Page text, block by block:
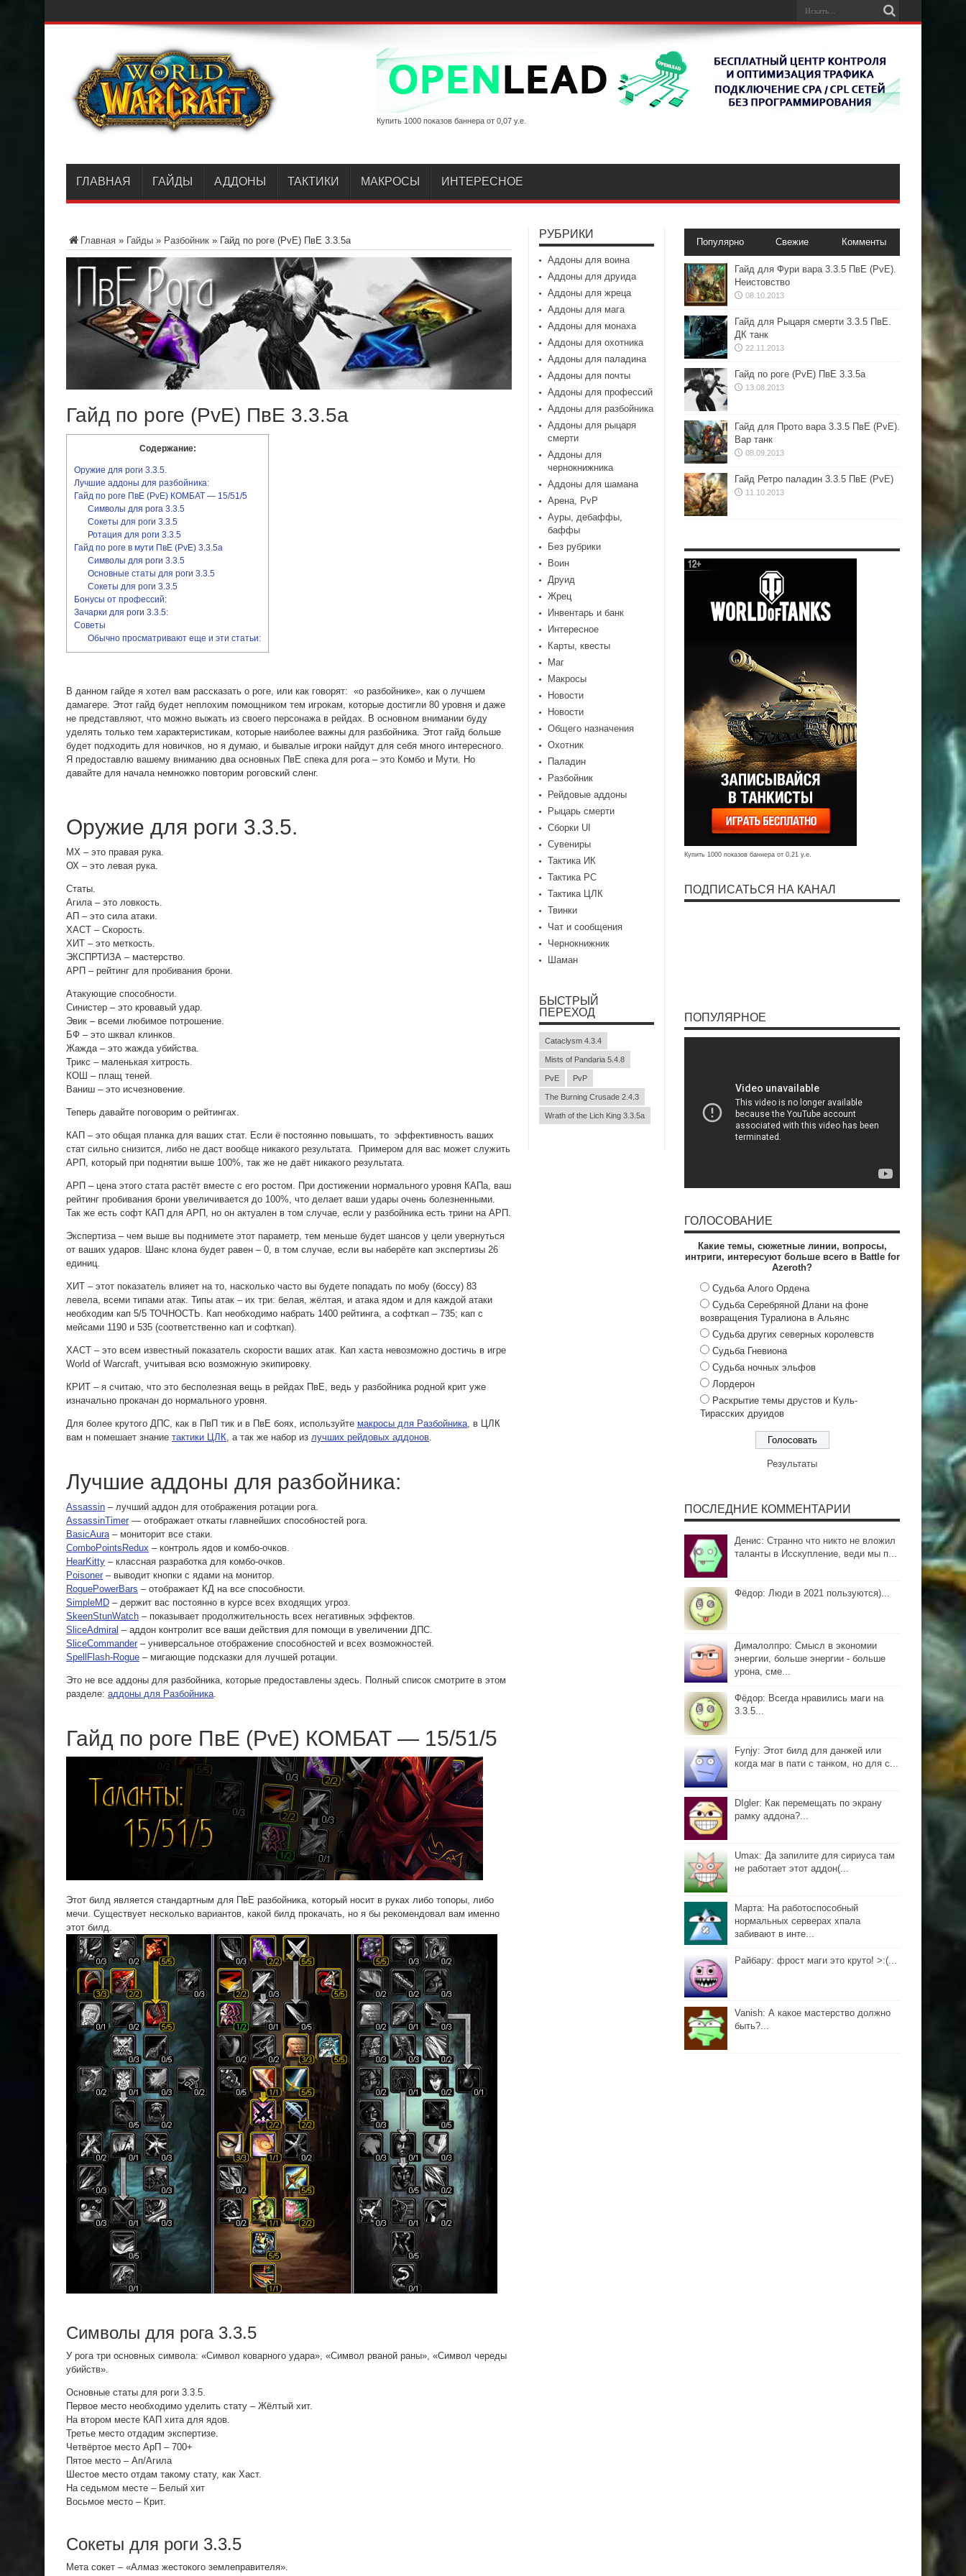
Купить 1000 показов баннера от 0,07 у.е.
ГЛАВНАЯ ГАЙДЫ АДДОНЫ ТАКТИКИ МАКРОСЫ ИНТЕРЕСНОЕ
Главная » Гайды » Разбойник » Гайд по роге (PvE) ПвЕ 3.3.5а
Гайд по роге (PvE) ПвЕ 3.3.5а
Содержание:
Оружие для роги 3.3.5.
Лучшие аддоны для разбойника:
Гайд по роге ПвЕ (PvE) КОМБАТ — 15/51/5
Символы для рога 3.3.5
Сокеты для роги 3.3.5
Ротация для роги 3.3.5
Гайд по роге в мути ПвЕ (PvE) 3.3.5а
Символы для роги 3.3.5
Основные статы для роги 3.3.5
Сокеты для роги 3.3.5
Бонусы от профессий:
Зачарки для роги 3.3.5:
Советы
Обычно просматривают еще и эти статьи:
В данном гайде я хотел вам рассказать о роге, или как говорят: «о разбойнике», как о лучшем
дамагере. Этот гайд будет неплохим помощником тем игрокам, которые достигли 80 уровня и даже
не представляют, что можно выжать из своего персонажа в рейдах. В основном внимании буду
уделять только тем характеристикам, которые наиболее важны для разбойника. Этот гайд больше
будет подходить для новичков, но я думаю, и бывалые игроки найдут для себя много интересного.
Я предоставлю вашему вниманию два основных ПвЕ спека для рога – это Комбо и Мути. Но
давайте для начала немножко повторим роговский сленг.
Оружие для роги 3.3.5.
МХ – это правая рука.
ОХ – это левая рука.
Статы.
Агила – это ловкость.
АП – это сила атаки.
ХАСТ – Скорость.
ХИТ – это меткость.
ЭКСПРТИЗА – мастерство.
АРП – рейтинг для пробивания брони.
Атакующие способности.
Синистер – это кровавый удар.
Эвик – всеми любимое потрошение.
БФ – это шквал клинков.
Жажда – это жажда убийства.
Трикс – маленькая хитрость.
КОШ – плащ теней.
Ваниш – это исчезновение.
Теперь давайте поговорим о рейтингах.
КАП – это общая планка для ваших стат. Если ё постоянно повышать, то эффективность ваших
стат сильно снизится, либо не даст вообще никакого результата. Примером для вас может служить
АРП, который при поднятии выше 100%, так же не даёт никакого результата.
АРП – цена этого стата растёт вместе с его ростом. При достижении нормального уровня КАПа, ваш
рейтинг пробивания брони увеличивается до 100%, что делает ваши удары очень болезненными.
Так же есть софт КАП для АРП, но он актуален в том случае, если у разбойника есть трини на АРП.
Экспертиза – чем выше вы поднимете этот параметр, тем меньше будет шансов у цели увернуться
от ваших ударов. Шанс клона будет равен – 0, в том случае, если вы наберёте кап экспертизы 26
единиц.
ХИТ – этот показатель влияет на то, насколько часто вы будете попадать по мобу (боссу) 83
левела, всеми типами атак. Типы атак – их три: белая, жёлтая, и атака ядом и для каждой атаки
необходим кап 5/5 ТОЧНОСТЬ. Кап необходимо набрать 1400 рейтинга, а софткап – 735; кап с
мейсами 1190 и 535 (соответственно кап и софткап).
ХАСТ – это всем известный показатель скорости ваших атак. Кап хаста невозможно достичь в игре
World of Warcraft, учитывая всю возможную экипировку.
КРИТ – я считаю, что это бесполезная вещь в рейдах ПвЕ, ведь у разбойника родной крит уже
изначально прокачан до нормального уровня.
Для более крутого ДПС, как в ПвП тик и в ПвЕ боях, используйте макросы для Разбойника, в ЦЛК
вам н помешает знание тактики ЦЛК, а так же набор из лучших рейдовых аддонов.
Лучшие аддоны для разбойника:
Assassin – лучший аддон для отображения ротации рога.
AssassinTimer — отображает откаты главнейших способностей рога.
BasicAura– мониторит все стаки.
ComboPointsRedux – контроль ядов и комбо-очков.
HearKitty – классная разработка для комбо-очков.
Poisoner – выводит кнопки с ядами на монитор.
RoguePowerBars – отображает КД на все способности.
SimpleMD – держит вас постоянно в курсе всех входящих угроз.
SkeenStunWatch – показывает продолжительность всех негативных эффектов.
SliceAdmiral – аддон контролит все ваши действия для помощи в увеличении ДПС.
SliceCommander – универсальное отображение способностей и всех возможностей.
SpellFlash-Rogue – мигающие подсказки для лучшей ротации.
Это не все аддоны для разбойника, которые предоставлены здесь. Полный список смотрите в этом
разделе: аддоны для Разбойника.
Гайд по роге ПвЕ (PvE) КОМБАТ — 15/51/5
Этот билд является стандартным для ПвЕ разбойника, который носит в руках либо топоры, либо
мечи. Существует несколько вариантов, какой билд прокачать, но я бы рекомендовал вам именно
этот билд.
Символы для рога 3.3.5
У рога три основных символа: «Символ коварного удара», «Символ рваной раны», «Символ череды
убийств».
Основные статы для роги 3.3.5.
Первое место необходимо уделить стату – Жёлтый хит.
На втором месте КАП хита для ядов.
Третье место отдадим экспертизе.
Четвёртое место АрП – 700+
Пятое место – Ап/Агила
Шестое место отдам такому стату, как Хаст.
На седьмом месте – Белый хит
Восьмое место – Крит.
Сокеты для роги 3.3.5
Мета сокет – «Алмаз жестокого землеправителя».
РУБРИКИ
Аддоны для воина
Аддоны для друида
Аддоны для жреца
Аддоны для мага
Аддоны для монаха
Аддоны для охотника
Аддоны для паладина
Аддоны для почты
Аддоны для профессий
Аддоны для разбойника
Аддоны для рыцаря
смерти
Аддоны для
чернокнижника
Аддоны для шамана
Арена, PvP
Ауры, дебаффы,
баффы
Без рубрики
Воин
Друид
Жрец
Инвентарь и банк
Интересное
Карты, квесты
Маг
Макросы
Новости
Новости
Общего назначения
Охотник
Паладин
Разбойник
Рейдовые аддоны
Рыцарь смерти
Сборки UI
Сувениры
Тактика ИК
Тактика РС
Тактика ЦЛК
Твинки
Чат и сообщения
Чернокнижник
Шаман
БЫСТРЫЙ
ПЕРЕХОД
Cataclysm 4.3.4
Mists of Pandaria 5.4.8
PvE PvP
The Burning Crusade 2.4.3
Wrath of the Lich King 3.3.5a
Популярно Свежие Комменты
Гайд для Фури вара 3.3.5 ПвЕ (PvE).
Неистовство
08.10.2013
Гайд для Рыцаря смерти 3.3.5 ПвЕ.
ДК танк
22.11.2013
Гайд по роге (PvE) ПвЕ 3.3.5а
13.08.2013
Гайд для Прото вара 3.3.5 ПвЕ (PvE).
Вар танк
08.09.2013
Гайд Ретро паладин 3.3.5 ПвЕ (PvE)
11.10.2013
Купить 1000 показов баннера от 0,21 у.е.
ПОДПИСАТЬСЯ НА КАНАЛ
ПОПУЛЯРНОЕ
ГОЛОСОВАНИЕ
Какие темы, сюжетные линии, вопросы,
интриги, интересуют больше всего в Battle for
Azeroth?
Судьба Алого Ордена
Cудьба Серебряной Длани на фоне
возвращения Туралиона в Альянс
Судьба других северных королевств
Судьба Гневиона
Судьба ночных эльфов
Лордерон
Раскрытие темы друстов и Куль-
Тирасских друидов
Результаты
ПОСЛЕДНИЕ КОММЕНТАРИИ
Денис: Странно что никто не вложил
таланты в Исскупление, веди мы п...
Фёдор: Люди в 2021 пользуются)...
Дималолпро: Смысл в экономии
энергии, больше энергии - больше
урона, сме...
Фёдор: Всегда нравились маги на
3.3.5...
Fynjy: Этот билд для данжей или
когда маг в пати с танком, но для с...
DIgler: Как перемещать по экрану
рамку аддона?...
Umax: Да запилите для сириуса там
не работает этот аддон(...
Марта: На работоспособный
нормальных серверах хпала
забивают в инте...
Райбару: фрост маги это круто! >:(...
Vanish: А какое мастерство должно
быть?...